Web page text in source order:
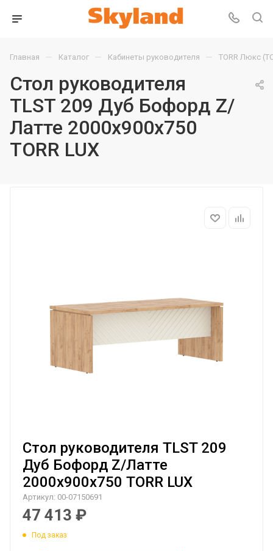
Главная — Каталог — Кабинеты руководителя — TORR Люкс
Стол руководителя
TLST 209 Дуб Бофорд Z/
Латте 2000х900х750
TORR LUX
Стол руководителя TLST 209
Дуб Бофорд Z/Латте
2000х900х750 TORR LUX
Артикул: 00-07150691
47 413 ₽
Под заказ